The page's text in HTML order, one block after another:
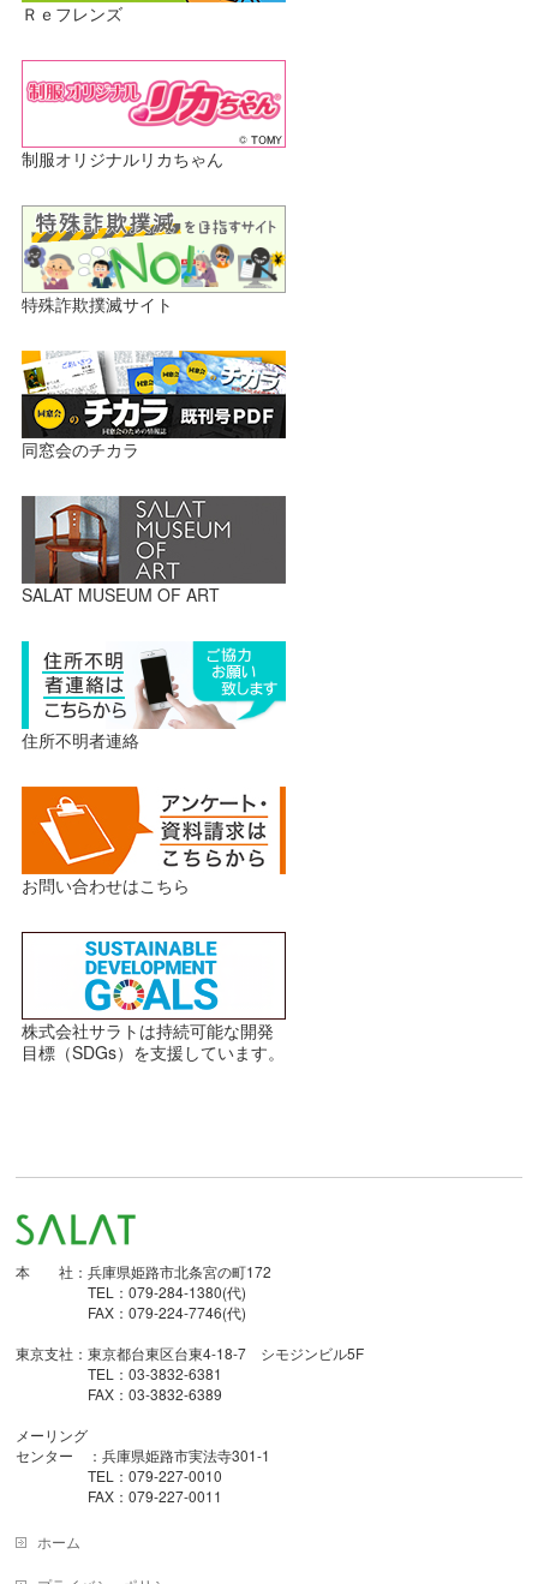
Ｒｅフレンズ
制服オリジナルリカちゃん
特殊詐欺撲滅サイト
同窓会のチカラ
SALAT MUSEUM OF ART
住所不明者連絡
お問い合わせはこちら
株式会社サラトは持続可能な開発
目標（SDGs）を支援しています。
本 社：兵庫県姫路市北条宮の町172
TEL：079-284-1380(代)
FAX：079-224-7746(代)
東京支社：東京都台東区台東4-18-7 シモジンビル5F
TEL：03-3832-6381
FAX：03-3832-6389
メーリング
センター ：兵庫県姫路市実法寺301-1
TEL：079-227-0010
FAX：079-227-0011
ホーム